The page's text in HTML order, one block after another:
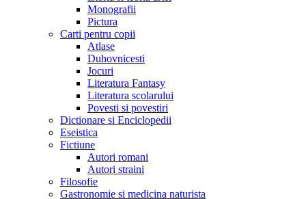
Monografii
Pictura
Carti pentru copii
Atlase
Duhovnicesti
Jocuri
Literatura Fantasy
Literatura scolarului
Povesti si povestiri
Dictionare si Enciclopedii
Eseistica
Fictiune
Autori romani
Autori straini
Filosofie
Gastronomie si medicina naturista